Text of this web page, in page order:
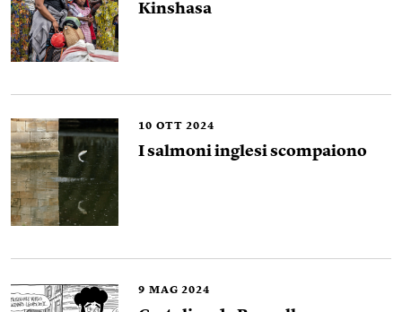
Kinshasa
10 OTT 2024
I salmoni inglesi scompaiono
9 MAG 2024